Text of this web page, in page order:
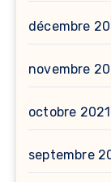
décembre
novembre
octobre 2021
septembre